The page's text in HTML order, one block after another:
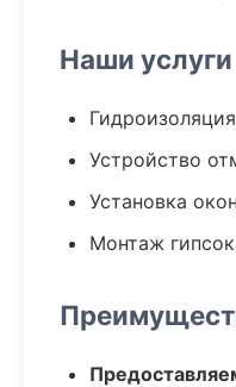
Наши услуги
Гидроизоляция
Устройство
Установка окон
Монтаж